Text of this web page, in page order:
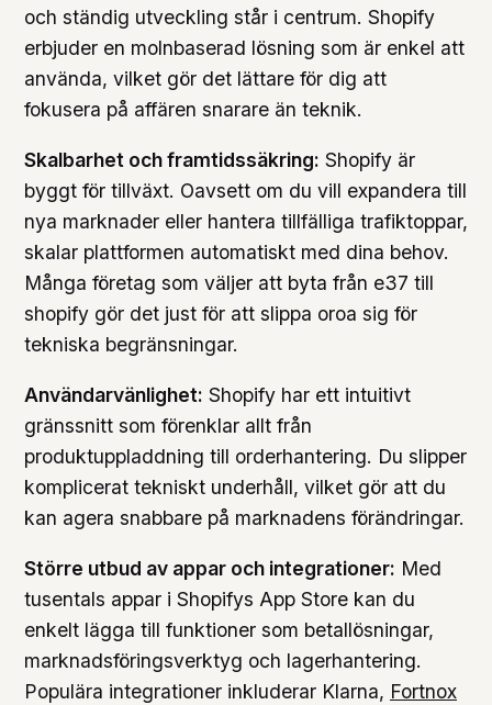
och ständig utveckling står i centrum. Shopify
erbjuder en molnbaserad lösning som är enkel att
använda, vilket gör det lättare för dig att
fokusera på affären snarare än teknik.
Skalbarhet och framtidssäkring: Shopify är
byggt för tillväxt. Oavsett om du vill expandera till
nya marknader eller hantera tillfälliga trafiktoppar,
skalar plattformen automatiskt med dina behov.
Många företag som väljer att byta från e37 till
shopify gör det just för att slippa oroa sig för
tekniska begränsningar.
Användarvänlighet: Shopify har ett intuitivt
gränssnitt som förenklar allt från
produktuppladdning till orderhantering. Du slipper
komplicerat tekniskt underhåll, vilket gör att du
kan agera snabbare på marknadens förändringar.
Större utbud av appar och integrationer: Med
tusentals appar i Shopifys App Store kan du
enkelt lägga till funktioner som betallösningar,
marknadsföringsverktyg och lagerhantering.
Populära integrationer inkluderar Klarna, Fortnox